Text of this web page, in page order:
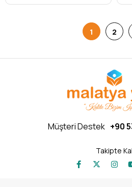
1 2
Müşteri Destek +90
Takipte Kal